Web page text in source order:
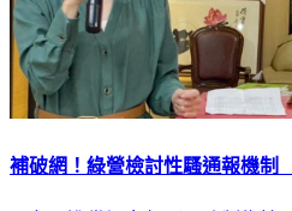
補破網！綠營檢討性騷通報機